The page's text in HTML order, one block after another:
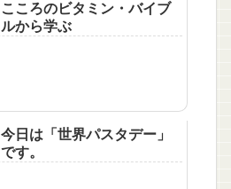
こころのビタミン・バイブ
ルから学ぶ
今日は「世界パスタデー」
です。